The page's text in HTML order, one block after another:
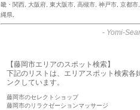
畿・関西
大阪府 東大阪市 高槻市 神戸市 京都市
縄県
- Yomi-
【藤岡市エリアのスポット検索】
下記のリストは、エリアスポット検索各
ンクしています。
藤岡市のセレクトショップ
藤岡市のリラクゼーションマッサージ